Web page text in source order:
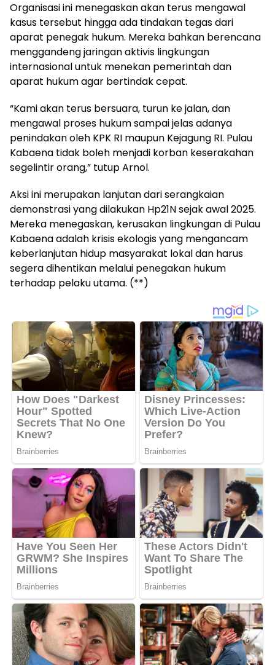
Organisasi ini menegaskan akan terus mengawal
kasus tersebut hingga ada tindakan tegas dari
aparat penegak hukum. Mereka bahkan berencana
menggandeng jaringan aktivis lingkungan
internasional untuk menekan pemerintah dan
aparat hukum agar bertindak cepat.
“Kami akan terus bersuara, turun ke jalan, dan
mengawal proses hukum sampai jelas adanya
penindakan oleh KPK RI maupun Kejagung RI. Pulau
Kabaena tidak boleh menjadi korban keserakahan
segelintir orang,” tutup Arnol.
Aksi ini merupakan lanjutan dari serangkaian
demonstrasi yang dilakukan Hp21N sejak awal 2025.
Mereka menegaskan, kerusakan lingkungan di Pulau
Kabaena adalah krisis ekologis yang mengancam
keberlanjutan hidup masyarakat lokal dan harus
segera dihentikan melalui penegakan hukum
terhadap pelaku utama. (**)